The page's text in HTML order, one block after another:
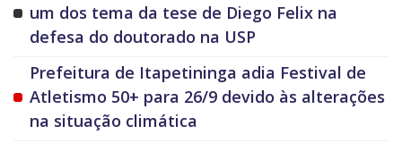
um dos tema da tese de Diego Felix na
defesa do doutorado na USP
Prefeitura de Itapetininga adia Festival de
Atletismo 50+ para 26/9 devido às alterações
na situação climática